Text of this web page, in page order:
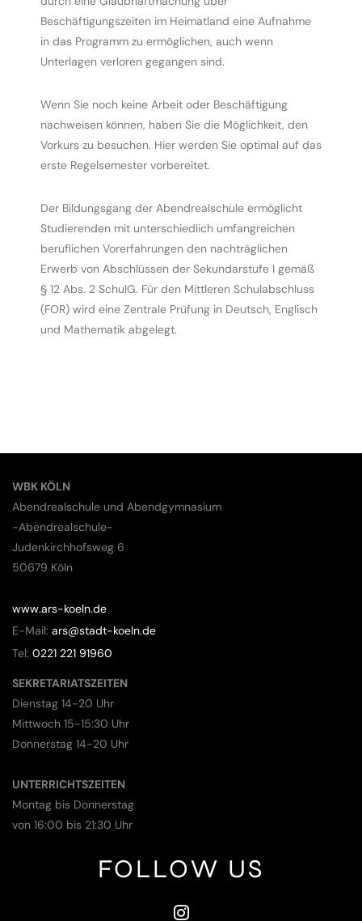
Beschäftigungszeiten im Heimatland eine Aufnahme
in das Programm zu ermöglichen, auch wenn
Unterlagen verloren gegangen sind.
Wenn Sie noch keine Arbeit oder Beschäftigung
nachweisen können, haben Sie die Möglichkeit, den
Vorkurs zu besuchen. Hier werden Sie optimal auf das
erste Regelsemester vorbereitet.
Der Bildungsgang der Abendrealschule ermöglicht
Studierenden mit unterschiedlich umfangreichen
beruflichen Vorerfahrungen den nachträglichen
Erwerb von Abschlüssen der Sekundarstufe I gemäß
§ 12 Abs. 2 SchulG. Für den Mittleren Schulabschluss
(FOR) wird eine Zentrale Prüfung in Deutsch, Englisch
und Mathematik abgelegt.
WBK KÖLN
Abendrealschule und Abendgymnasium
-Abendrealschule-
Judenkirchhofsweg 6
50679 Köln
www.ars-koeln.de
E-Mail: ars@stadt-koeln.de
Tel: 0221 221 91960
SEKRETARIATSZEITEN
Dienstag 14-20 Uhr
Mittwoch 15-15:30 Uhr
Donnerstag 14-20 Uhr
UNTERRICHTSZEITEN
Montag bis Donnerstag
von 16:00 bis 21:30 Uhr
FOLLOW US